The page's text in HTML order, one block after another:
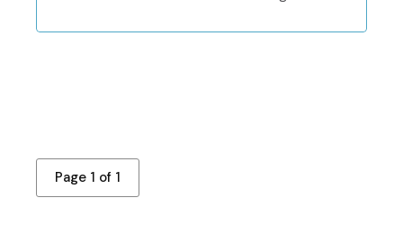
Page 1 of 1